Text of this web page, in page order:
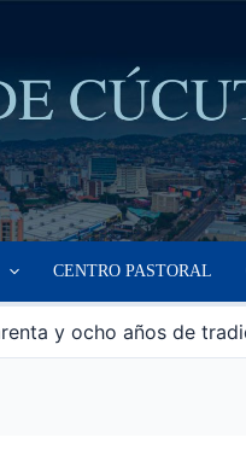
CENTRO PASTORAL
y ocho años de